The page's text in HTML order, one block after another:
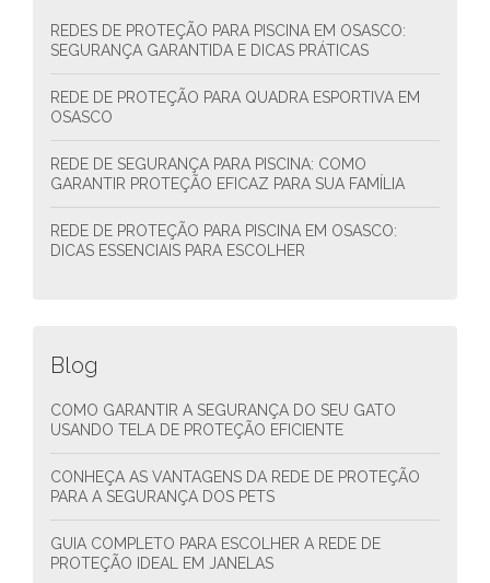
REDES DE PROTEÇÃO PARA PISCINA EM OSASCO:
SEGURANÇA GARANTIDA E DICAS PRÁTICAS
REDE DE PROTEÇÃO PARA QUADRA ESPORTIVA EM
OSASCO
REDE DE SEGURANÇA PARA PISCINA: COMO
GARANTIR PROTEÇÃO EFICAZ PARA SUA FAMÍLIA
REDE DE PROTEÇÃO PARA PISCINA EM OSASCO:
DICAS ESSENCIAIS PARA ESCOLHER
Blog
COMO GARANTIR A SEGURANÇA DO SEU GATO
USANDO TELA DE PROTEÇÃO EFICIENTE
CONHEÇA AS VANTAGENS DA REDE DE PROTEÇÃO
PARA A SEGURANÇA DOS PETS
GUIA COMPLETO PARA ESCOLHER A REDE DE
PROTEÇÃO IDEAL EM JANELAS